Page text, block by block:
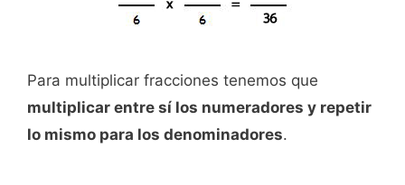
Para multiplicar fracciones tenemos que
multiplicar entre sí los numeradores y repetir
lo mismo para los denominadores.